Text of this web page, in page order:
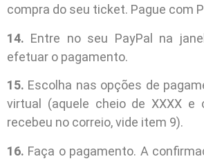
compra do seu ticket. Pague com
14. Entre no seu PayPal na
efetuar o pagamento.
15. Escolha nas opções de
virtual (aquele cheio de XXXX e
recebeu no correio, vide item 9).
16. Faça o pagamento. A